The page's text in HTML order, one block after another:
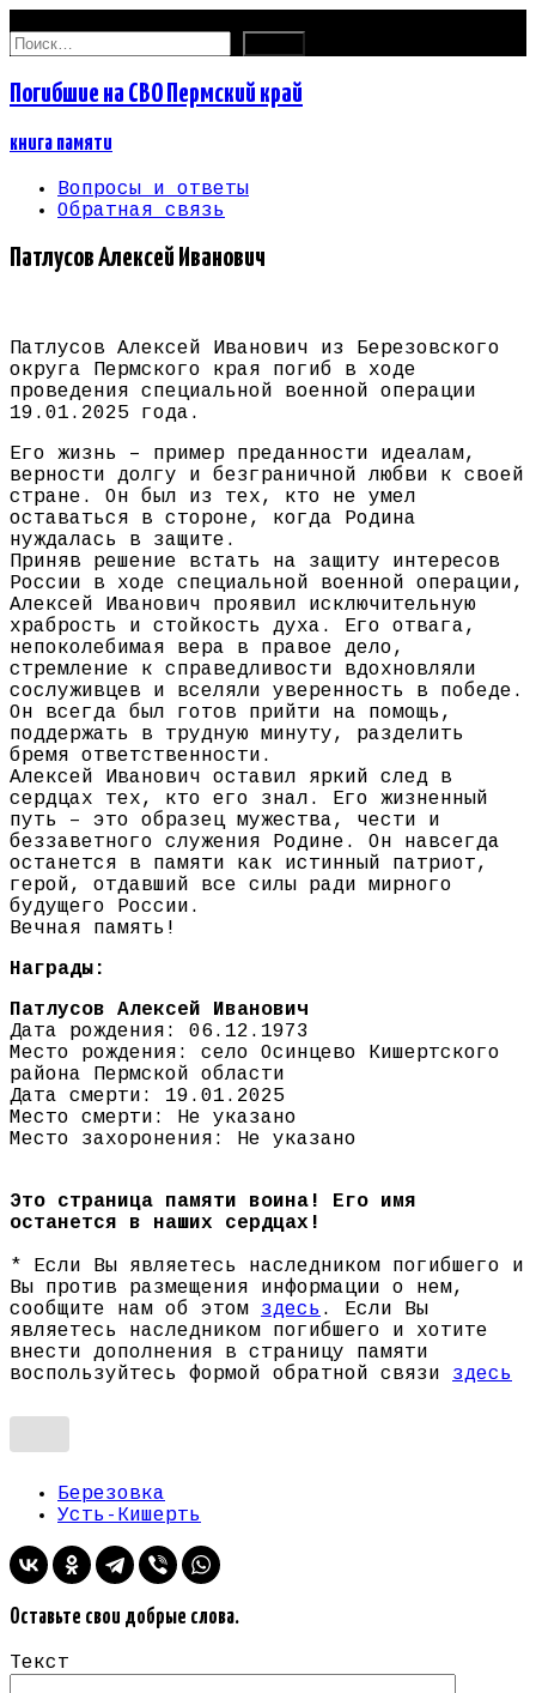
Найти:
Погибшие на СВО Пермский край
книга памяти
Вопросы и ответы
Обратная связь
Патлусов Алексей Иванович
Патлусов Алексей Иванович из Березовского
округа Пермского края погиб в ходе
проведения специальной военной операции
19.01.2025 года.
Его жизнь – пример преданности идеалам,
верности долгу и безграничной любви к своей
стране. Он был из тех, кто не умел
оставаться в стороне, когда Родина
нуждалась в защите.
Приняв решение встать на защиту интересов
России в ходе специальной военной операции,
Алексей Иванович проявил исключительную
храбрость и стойкость духа. Его отвага,
непоколебимая вера в правое дело,
стремление к справедливости вдохновляли
сослуживцев и вселяли уверенность в победе.
Он всегда был готов прийти на помощь,
поддержать в трудную минуту, разделить
бремя ответственности.
Алексей Иванович оставил яркий след в
сердцах тех, кто его знал. Его жизненный
путь – это образец мужества, чести и
беззаветного служения Родине. Он навсегда
останется в памяти как истинный патриот,
герой, отдавший все силы ради мирного
будущего России.
Вечная память!
Награды:
Патлусов Алексей Иванович
Дата рождения: 06.12.1973
Место рождения: село Осинцево Кишертского
района Пермской области
Дата смерти: 19.01.2025
Место смерти: Не указано
Место захоронения: Не указано
Это страница памяти воина! Его имя
останется в наших сердцах!
* Если Вы являетесь наследником погибшего и
Вы против размещения информации о нем,
сообщите нам об этом здесь . Если Вы
являетесь наследником погибшего и хотите
внести дополнения в страницу памяти
воспользуйтесь формой обратной связи здесь
Березовка
Усть-Кишерть
Оставьте свои добрые слова.
Текст